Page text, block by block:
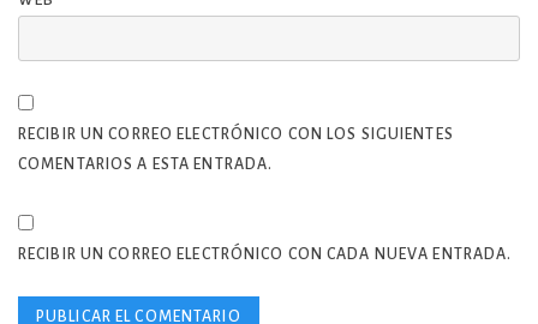
RECIBIR UN CORREO ELECTRÓNICO CON LOS SIGUIENTES
COMENTARIOS A ESTA ENTRADA.
RECIBIR UN CORREO ELECTRÓNICO CON CADA NUEVA ENTRADA.